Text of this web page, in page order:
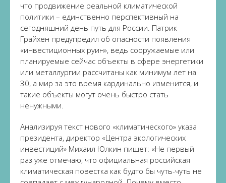
что продвижение реальной климатической
политики – единственно перспективный на
сегодняшний день путь для России. Патрик
Грайхен предупредил об опасности появления
«инвестиционных руин», ведь сооружаемые или
планируемые сейчас объекты в сфере энергетики
или металлургии рассчитаны как минимум лет на
30, а мир за это время кардинально изменится, и
такие объекты могут очень быстро стать
ненужными.
Анализируя текст нового «климатического» указа
президента, директор «Центра экологических
инвестиций» Михаил Юлкин пишет: «Не первый
раз уже отмечаю, что официальная российская
климатическая повестка как будто бы чуть-чуть не